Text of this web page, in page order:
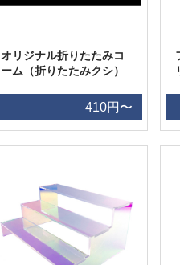
オリジナル折りたたみコ
ーム（折りたたみクシ）
410円〜